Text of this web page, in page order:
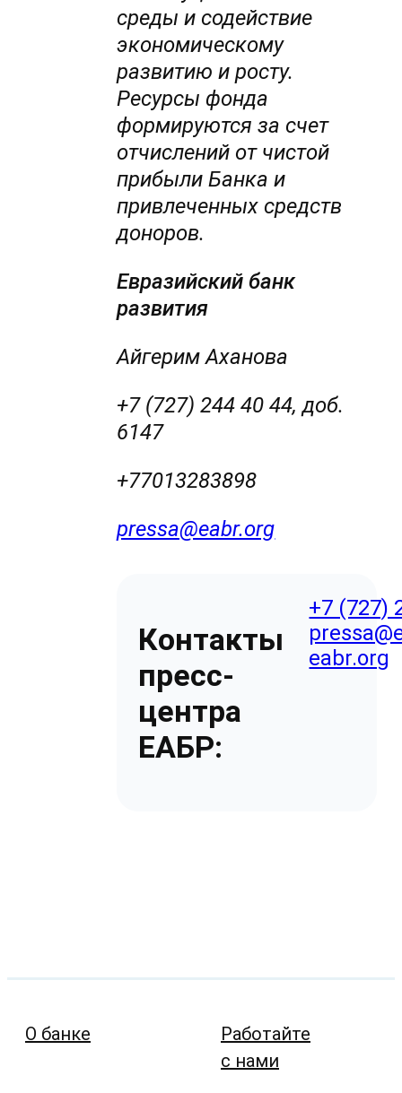
среды и содействие
экономическому
развитию и росту.
Ресурсы фонда
формируются за счет
отчислений от чистой
прибыли Банка и
привлеченных средств
доноров.
Евразийский банк
развития
Айгерим Аханова
+7 (727) 244 40 44, доб.
6147
+77013283898
pressa@eabr.org
Контакты
пресс-
центра
ЕАБР:
+7 (727)
eabr.org
О банке
Работайте
с нами